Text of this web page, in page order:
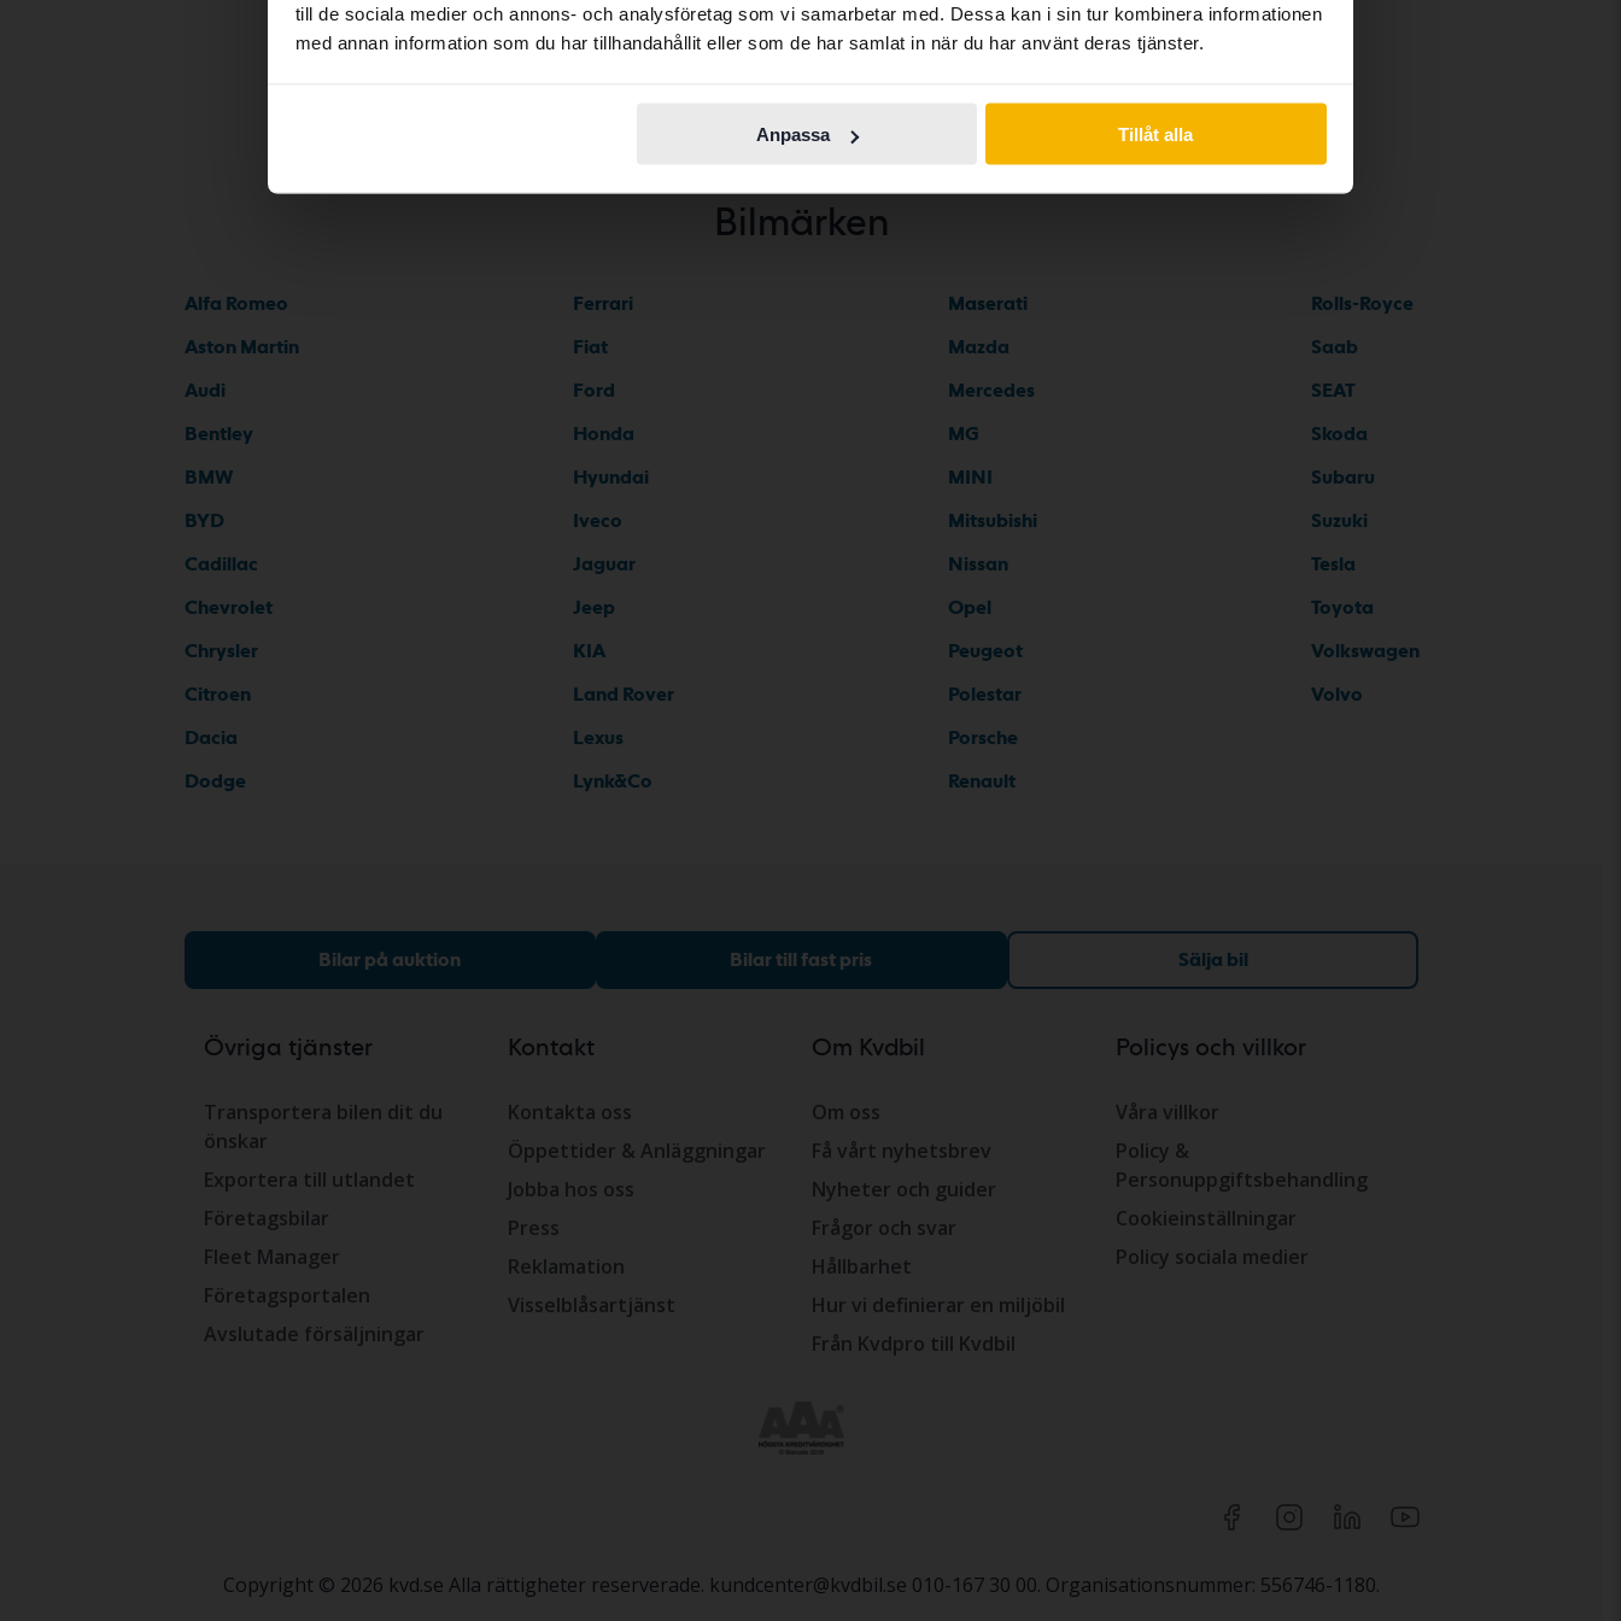
till de sociala medier och annons- och analysföretag som vi samarbetar med. Dessa kan i sin tur kombinera informationen
med annan information som du har tillhandahållit eller som de har samlat in när du har använt deras tjänster.
Anpassa Tillåt alla
Bilmärken
Alfa Romeo
Aston Martin
Audi
Bentley
BMW
BYD
Cadillac
Chevrolet
Chrysler
Citroen
Dacia
Dodge
Ferrari
Fiat
Ford
Honda
Hyundai
Iveco
Jaguar
Jeep
KIA
Land Rover
Lexus
Lynk&Co
Maserati
Mazda
Mercedes
MG
MINI
Mitsubishi
Nissan
Opel
Peugeot
Polestar
Porsche
Renault
Rolls-Royce
Saab
SEAT
Skoda
Subaru
Suzuki
Tesla
Toyota
Volkswagen
Volvo
Bilar på auktion Bilar till fast pris Sälja bil
Övriga tjänster
Transportera bilen dit du
önskar
Exportera till utlandet
Företagsbilar
Fleet Manager
Företagsportalen
Avslutade försäljningar
Kontakt
Kontakta oss
Öppettider & Anläggningar
Jobba hos oss
Press
Reklamation
Visselblåsartjänst
Om Kvdbil
Om oss
Få vårt nyhetsbrev
Nyheter och guider
Frågor och svar
Hållbarhet
Hur vi definierar en miljöbil
Från Kvdpro till Kvdbil
Policys och villkor
Våra villkor
Policy &
Personuppgiftsbehandling
Cookieinställningar
Policy sociala medier
Copyright © 2026 kvd.se Alla rättigheter reserverade. kundcenter@kvdbil.se 010-167 30 00. Organisationsnummer: 556746-1180.
Continue in